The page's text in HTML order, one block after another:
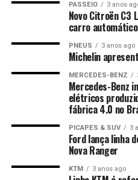
PASSEIO 3 anos
Novo Citroën C3
carro
PNEUS 3 anos ago
Michelin
MERCEDES-BENZ
Mercedes-Benz
elétricos
fábrica 4.0 no
PICAPES & SUV 3
Ford lança linha
Nova Ranger
KTM 3 anos ago